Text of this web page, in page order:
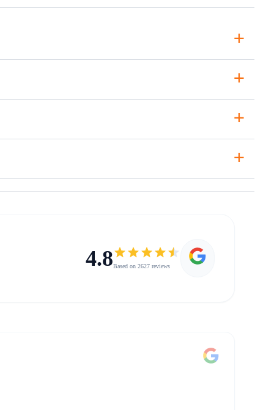
+
+
+
+
4.8Based on 2627 reviews